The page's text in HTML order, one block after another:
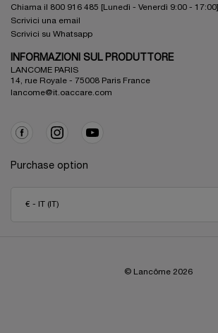
Chiama il 800 916 485 [Lunedì - Venerdì 9:00 - 17:00]
Scrivici una email
Scrivici su Whatsapp
INFORMAZIONI SUL PRODUTTORE
LANCOME PARIS
14, rue Royale - 75008 Paris France
lancome@it.oaccare.com
Purchase option
€ - IT (IT)
© Lancôme 2026